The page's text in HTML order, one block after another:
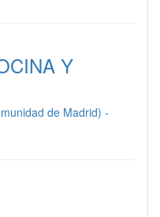
Y
de Madrid) -